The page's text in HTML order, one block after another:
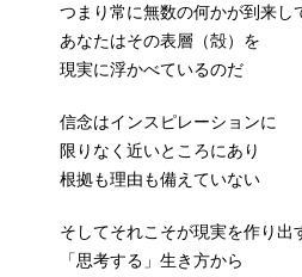
つまり常に無数の何かが到来し
あなたはその表層（殻）を
現実に浮かべているのだ
信念はインスピレーションに
限りなく近いところにあり
根拠も理由も備えていない
そしてそれこそが現実を作り出
「思考する」生き方から